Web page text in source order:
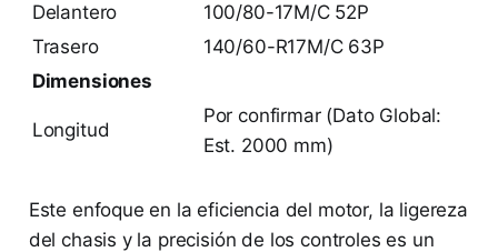
Delantero
100/80-17M/C 52P
Trasero
140/60-R17M/C 63P
Dimensiones
Longitud
Por confirmar (Dato Global:
Est. 2000 mm)
Este enfoque en la eficiencia del motor, la ligereza
del chasis y la precisión de los controles es un